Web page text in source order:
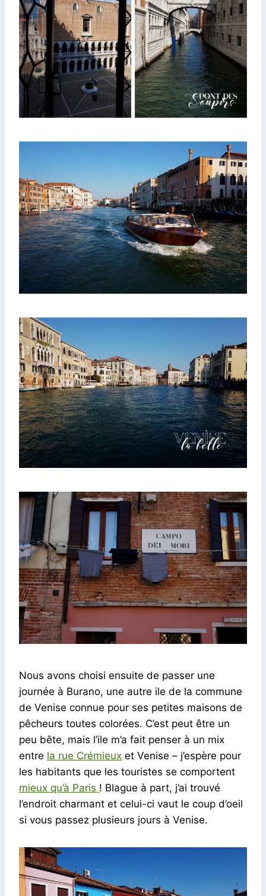
Nous avons choisi ensuite de passer une
journée à Burano, une autre ile de la commune
de Venise connue pour ses petites maisons de
pêcheurs toutes colorées. C’est peut être un
peu bête, mais l’ile m’a fait penser à un mix
entre la rue Crémieux et Venise – j’espère pour
les habitants que les touristes se comportent
mieux qu’à Paris ! Blague à part, j’ai trouvé
l’endroit charmant et celui-ci vaut le coup d’oeil
si vous passez plusieurs jours à Venise.